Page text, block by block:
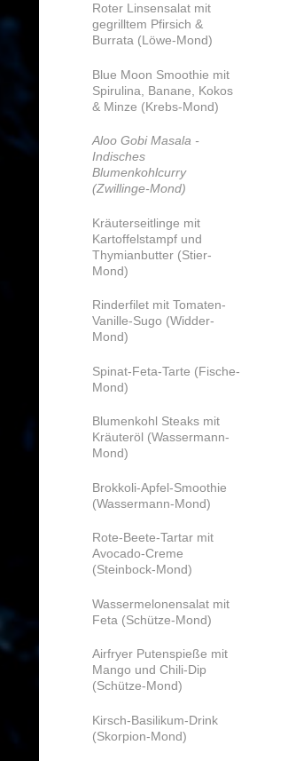
Roter Linsensalat mit
gegrilltem Pfirsich &
Burrata (Löwe-Mond)
Blue Moon Smoothie mit
Spirulina, Banane, Kokos
& Minze (Krebs-Mond)
Aloo Gobi Masala -
Indisches
Blumenkohlcurry
(Zwillinge-Mond)
Kräuterseitlinge mit
Kartoffelstampf und
Thymianbutter (Stier-
Mond)
Rinderfilet mit Tomaten-
Vanille-Sugo (Widder-
Mond)
Spinat-Feta-Tarte (Fische-
Mond)
Blumenkohl Steaks mit
Kräuteröl (Wassermann-
Mond)
Brokkoli-Apfel-Smoothie
(Wassermann-Mond)
Rote-Beete-Tartar mit
Avocado-Creme
(Steinbock-Mond)
Wassermelonensalat mit
Feta (Schütze-Mond)
Airfryer Putenspieße mit
Mango und Chili-Dip
(Schütze-Mond)
Kirsch-Basilikum-Drink
(Skorpion-Mond)